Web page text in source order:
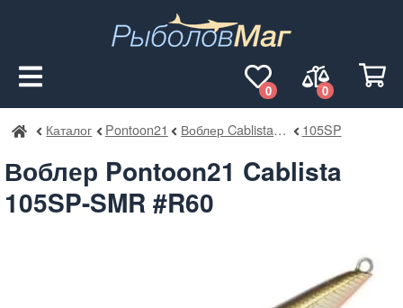
0
0
РыболовМаг
Каталог Pontoon21 Воблер Cablista SMR 105SP
Воблер Pontoon21 Cablista
105SP-SMR #R60